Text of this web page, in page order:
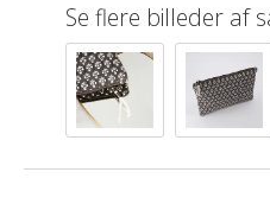
Se flere billeder af